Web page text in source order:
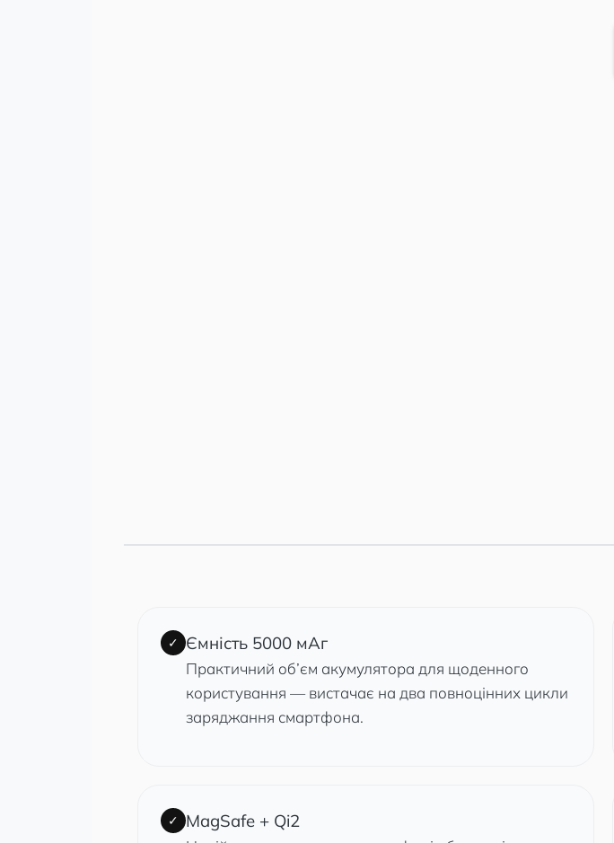
✓ Ємність 5000 мАг
Практичний об’єм акумулятора для щоденного
користування — вистачає на два повноцінних цикли
заряджання смартфона.
✓ MagSafe + Qi2